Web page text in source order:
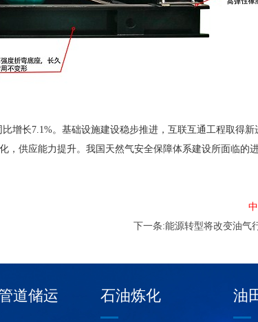
长7.1%。基础设施建设稳步推进，互联互通工程取得新
供应能力提升。我国天然气安全保障体系建设所面临的
下一条:能源转型将改变油气
道储运 石油炼化 油